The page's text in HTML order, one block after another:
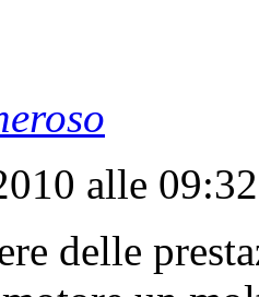
alle 09:32
delle